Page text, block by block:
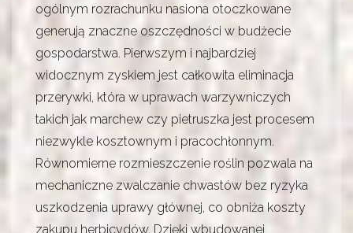
ogólnym rozrachunku nasiona otoczkowane
generują znaczne oszczędności w budżecie
gospodarstwa. Pierwszym i najbardziej
widocznym zyskiem jest całkowita eliminacja
przerywki, która w uprawach warzywniczych
takich jak marchew czy pietruszka jest procesem
niezwykle kosztownym i pracochłonnym.
Równomierne rozmieszczenie roślin pozwala na
mechaniczne zwalczanie chwastów bez ryzyka
uszkodzenia uprawy głównej, co obniża koszty
zakupu herbicydów. Dzięki wbudowanej